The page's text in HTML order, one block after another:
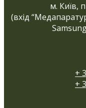
м. Київ,
(вхід
+
+